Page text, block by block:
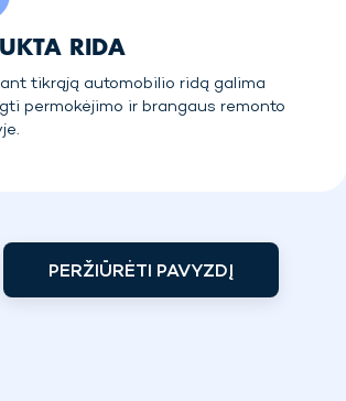
RIDA
tikrąją automobilio ridą galima
permokėjimo ir brangaus remonto
PERŽIŪRĖTI PAVYZDĮ